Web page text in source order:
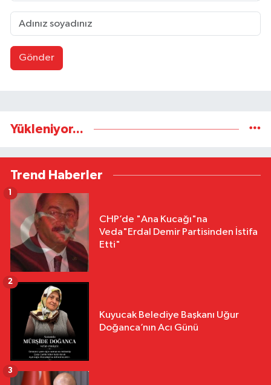
Gönder
Yükleniyor...
Trend Haberler
CHP’de "Ana Kucağı"na
Veda"Erdal Demir Partisinden İstifa
Etti"
1
Kuyucak Belediye Başkanı Uğur
Doğanca’nın Acı Günü
2
3